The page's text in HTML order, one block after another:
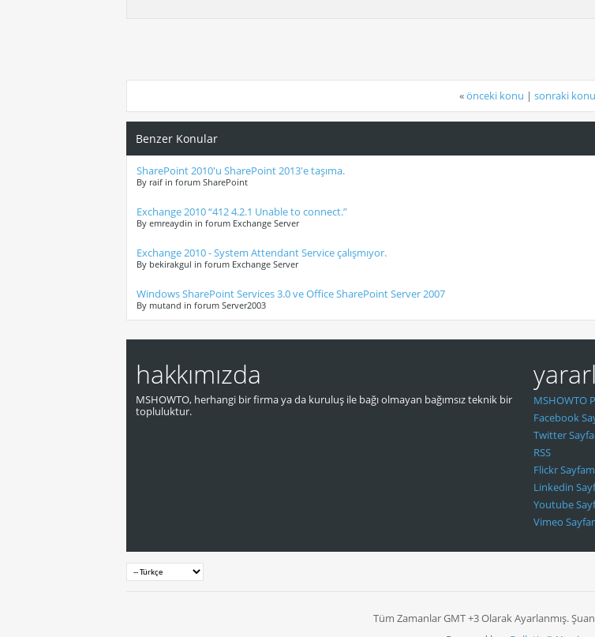
«önceki konu | sonraki konu
Benzer Konular
SharePoint 2010'u SharePoint 2013'e taşıma.
By raif in forum SharePoint
Exchange 2010 “412 4.2.1 Unable to connect.”
By emreaydin in forum Exchange Server
Exchange 2010 - System Attendant Service çalışmıyor.
By bekirakgul in forum Exchange Server
Windows SharePoint Services 3.0 ve Office SharePoint Server 2007
By mutand in forum Server2003
hakkımızda
MSHOWTO, herhangi bir firma ya da kuruluş ile bağı olmayan bağımsız teknik bir
topluluktur.
MSHOWTO
Facebook
Twitter
RSS
Flickr
Linkedin
Youtube
Vimeo
Tüm Zamanlar GMT +3 Olarak Ayarlanmış.